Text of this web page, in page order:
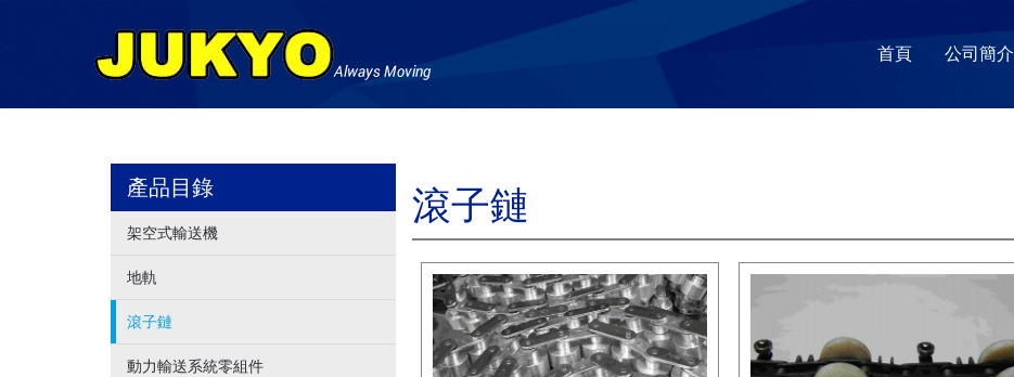
首頁 公司簡介
產品目錄
架空式輸送機
地軌
滾子鏈
動力輸送系統零組件
滾子鏈